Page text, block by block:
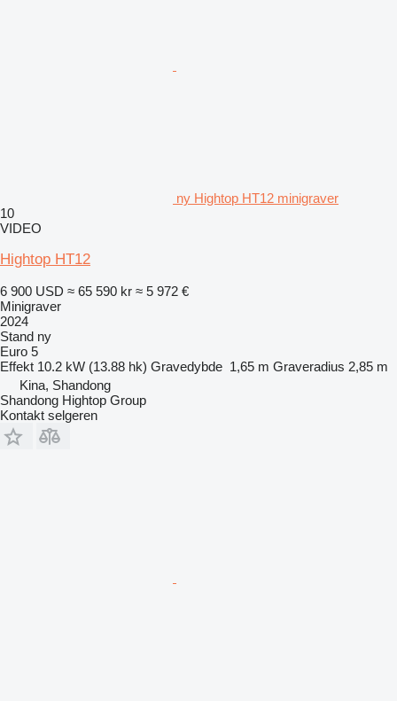
ny Hightop HT12 minigraver
10
VIDEO
Hightop HT12
6 900 USD ≈ 65 590 kr ≈ 5 972 €
Minigraver
2024
Stand ny
Euro 5
Effekt 10.2 kW (13.88 hk) Gravedybde 1,65 m Graveradius 2,85 m
Kina, Shandong
Shandong Hightop Group
Kontakt selgeren